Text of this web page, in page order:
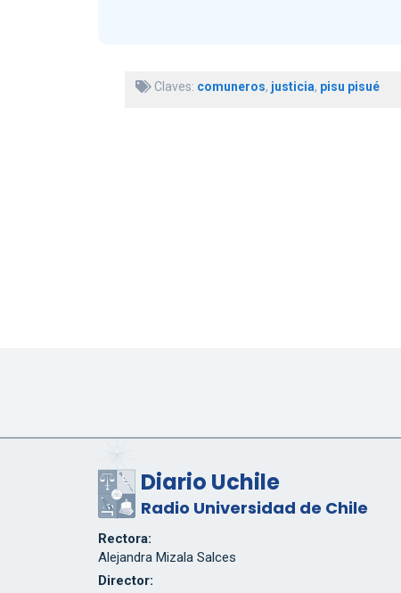
Claves: comuneros, justicia, pisu pisué
Diario Uchile
Radio Universidad de Chile
Rectora:
Alejandra Mizala Salces
Director: